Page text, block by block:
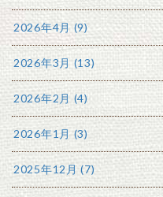
2026年4月 (9)
2026年3月 (13)
2026年2月 (4)
2026年1月 (3)
2025年12月 (7)